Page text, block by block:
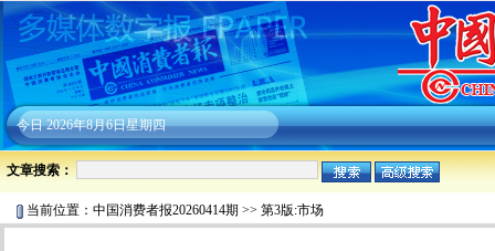
今日2026年8月6日星期四
文章搜索：
当前位置： 中国消费者报20260414期 >> 第3版:市场